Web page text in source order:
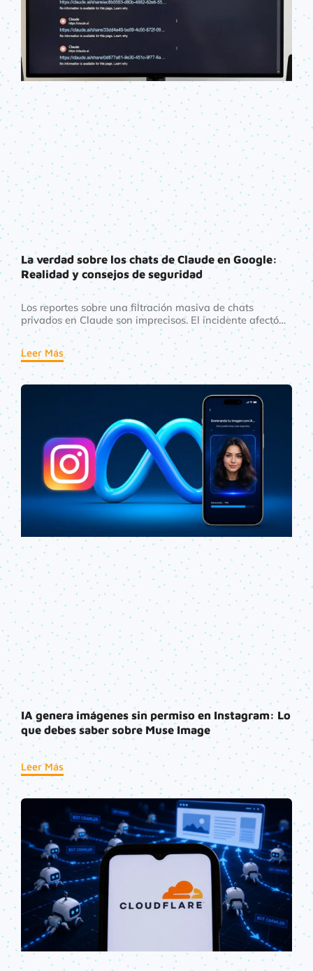
La verdad sobre los chats de Claude en Google:
Realidad y consejos de seguridad
Los reportes sobre una filtración masiva de chats
privados en Claude son imprecisos. El incidente afectó
únicamente a conversaciones compartidas públicamente
que fueron indexadas por Google, no a chats privados.
Leer Más
IA genera imágenes sin permiso en Instagram: Lo
que debes saber sobre Muse Image
Leer Más